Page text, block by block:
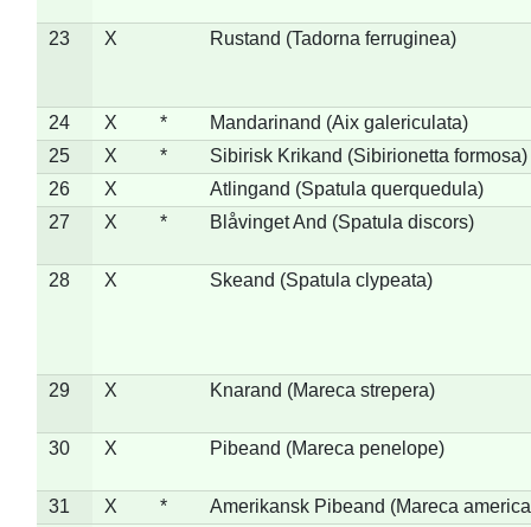
23 X Rustand (Tadorna ferruginea)
24 X *
Mandarinand (Aix galericulata)
25
X *
Sibirisk Krikand (Sibirionetta formosa)
26
X
Atlingand (Spatula querquedula)
27
X * Blåvinget And (Spatula discors)
28 X Skeand (Spatula clypeata)
29 X Knarand (Mareca strepera)
30 X Pibeand (Mareca penelope)
31 X *
Amerikansk Pibeand (Mareca